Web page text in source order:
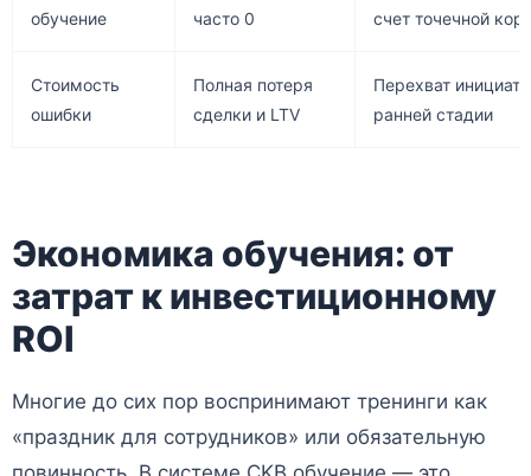
обучение
часто 0
счет точечной
Стоимость
ошибки
Полная потеря
сделки и LTV
Перехват
ранней стадии
Экономика обучения: от
затрат к инвестиционному
ROI
Многие до сих пор воспринимают тренинги как
«праздник для сотрудников» или обязательную